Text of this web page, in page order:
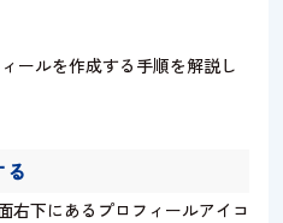
ールを作成する手順を解説し
右下にあるプロフィールアイコ